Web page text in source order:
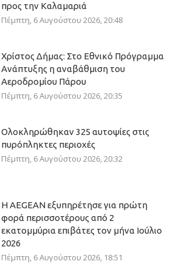
προς την Καλαμαριά
Πέμπτη, 6 Αυγούστου 2026, 20:48
Χρίστος Δήμας: Στο Εθνικό Πρόγραμμα
Ανάπτυξης η αναβάθμιση του
Αεροδρομίου Πάρου
Πέμπτη, 6 Αυγούστου 2026, 20:35
Ολοκληρώθηκαν 325 αυτοψίες στις
πυρόπληκτες περιοχές
Πέμπτη, 6 Αυγούστου 2026, 20:32
Η AEGEAN εξυπηρέτησε για πρώτη
φορά περισσοτέρους από 2
εκατομμύρια επιβάτες τον μήνα Ιούλιο
2026
Πέμπτη, 6 Αυγούστου 2026, 18:51